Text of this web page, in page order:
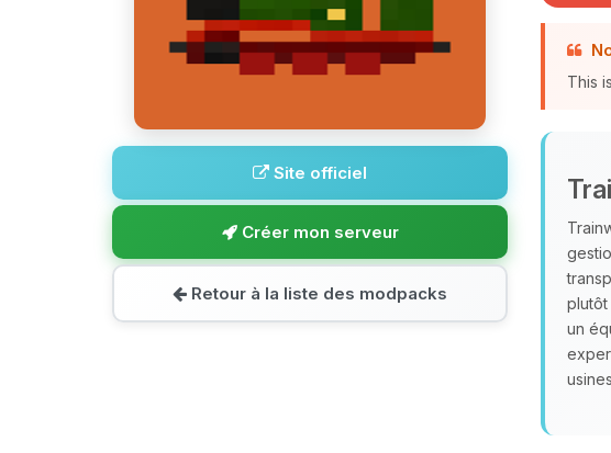
Site officiel
Créer mon serveur
Retour à la liste des modpacks
This
plutôt
un